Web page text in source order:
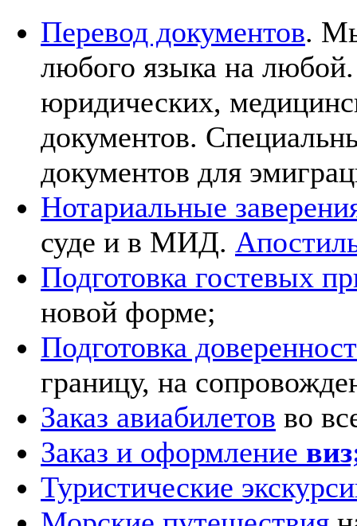
Перевод документов.
любого языка на
юридических,
документов.
документов для
Нотариальные
суде и в МИД.
Подготовка гостевых
новой форме;
Подготовка
границу, на
Заказ авиабилетов во
Заказ и оформление
Туристические